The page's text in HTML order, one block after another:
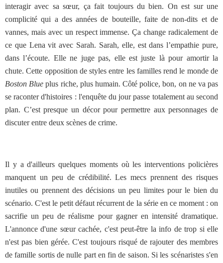
interagir avec sa sœur, ça fait toujours du bien. On est sur une
complicité qui a des années de bouteille, faite de non-dits et de
vannes, mais avec un respect immense. Ça change radicalement de
ce que Lena vit avec Sarah. Sarah, elle, est dans l’empathie pure,
dans l’écoute. Elle ne juge pas, elle est juste là pour amortir la
chute. Cette opposition de styles entre les familles rend le monde de
Boston Blue plus riche, plus humain. Côté police, bon, on ne va pas
se raconter d'histoires : l'enquête du jour passe totalement au second
plan. C’est presque un décor pour permettre aux personnages de
discuter entre deux scènes de crime.
Il y a d'ailleurs quelques moments où les interventions policières
manquent un peu de crédibilité. Les mecs prennent des risques
inutiles ou prennent des décisions un peu limites pour le bien du
scénario. C'est le petit défaut récurrent de la série en ce moment : on
sacrifie un peu de réalisme pour gagner en intensité dramatique.
L'annonce d'une sœur cachée, c'est peut-être la info de trop si elle
n'est pas bien gérée. C'est toujours risqué de rajouter des membres
de famille sortis de nulle part en fin de saison. Si les scénaristes s'en